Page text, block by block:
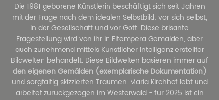
Die 1981 geborene Künstlerin beschäftigt sich seit Jahren
mit der Frage nach dem idealen Selbstbild: vor sich selbst,
in der Gesellschaft und vor Gott. Diese brisante
Fragestellung wird von ihr in Eitempera Gemälden, aber
auch zunehmend mittels Künstlicher Intelligenz erstellter
Bildwelten behandelt. Diese Bildwelten basieren immer auf
den eigenen Gemälden (exemplarische Dokumentation)
und sorgfältig skizzierten Träumen. Maria Kirchhof lebt und
arbeitet zurückgezogen im Westerwald - für 2025 ist ein